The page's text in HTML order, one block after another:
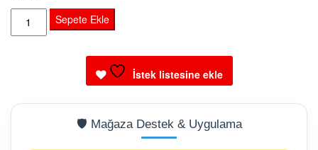
Adawall
Modern
kağıdı
Sepete Ekle
İstek listesine ekle
🛡️ Mağaza Destek & Uygulama